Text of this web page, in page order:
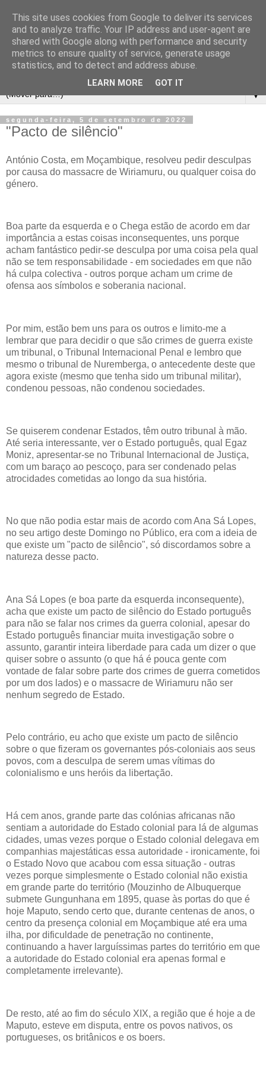
▼
segunda-feira, 5 de setembro de 2022
"Pacto de silêncio"
António Costa, em Moçambique, resolveu pedir desculpas
por causa do massacre de Wiriamuru, ou qualquer coisa do
género.
Boa parte da esquerda e o Chega estão de acordo em dar
importância a estas coisas inconsequentes, uns porque
acham fantástico pedir-se desculpa por uma coisa pela qual
não se tem responsabilidade - em sociedades em que não
há culpa colectiva - outros porque acham um crime de
ofensa aos símbolos e soberania nacional.
Por mim, estão bem uns para os outros e limito-me a
lembrar que para decidir o que são crimes de guerra existe
um tribunal, o Tribunal Internacional Penal e lembro que
mesmo o tribunal de Nuremberga, o antecedente deste que
agora existe (mesmo que tenha sido um tribunal militar),
condenou pessoas, não condenou sociedades.
Se quiserem condenar Estados, têm outro tribunal à mão.
Até seria interessante, ver o Estado português, qual Egaz
Moniz, apresentar-se no Tribunal Internacional de Justiça,
com um baraço ao pescoço, para ser condenado pelas
atrocidades cometidas ao longo da sua história.
No que não podia estar mais de acordo com Ana Sá Lopes,
no seu artigo deste Domingo no Público, era com a ideia de
que existe um "pacto de silêncio", só discordamos sobre a
natureza desse pacto.
Ana Sá Lopes (e boa parte da esquerda inconsequente),
acha que existe um pacto de silêncio do Estado português
para não se falar nos crimes da guerra colonial, apesar do
Estado português financiar muita investigação sobre o
assunto, garantir inteira liberdade para cada um dizer o que
quiser sobre o assunto (o que há é pouca gente com
vontade de falar sobre parte dos crimes de guerra cometidos
por um dos lados) e o massacre de Wiriamuru não ser
nenhum segredo de Estado.
Pelo contrário, eu acho que existe um pacto de silêncio
sobre o que fizeram os governantes pós-coloniais aos seus
povos, com a desculpa de serem umas vítimas do
colonialismo e uns heróis da libertação.
Há cem anos, grande parte das colónias africanas não
sentiam a autoridade do Estado colonial para lá de algumas
cidades, umas vezes porque o Estado colonial delegava em
companhias majestáticas essa autoridade - ironicamente, foi
o Estado Novo que acabou com essa situação - outras
vezes porque simplesmente o Estado colonial não existia
em grande parte do território (Mouzinho de Albuquerque
submete Gungunhana em 1895, quase às portas do que é
hoje Maputo, sendo certo que, durante centenas de anos, o
centro da presença colonial em Moçambique até era uma
ilha, por dificuldade de penetração no continente,
continuando a haver larguíssimas partes do território em que
a autoridade do Estado colonial era apenas formal e
completamente irrelevante).
De resto, até ao fim do século XIX, a região que é hoje a de
Maputo, esteve em disputa, entre os povos nativos, os
portugueses, os britânicos e os boers.
This site uses cookies from Google to deliver its services
and to analyze traffic. Your IP address and user-agent are
shared with Google along with performance and security
metrics to ensure quality of service, generate usage
statistics, and to detect and address abuse.
LEARN MORE GOT IT